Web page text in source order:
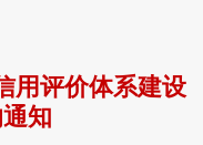
用评价体系建设
知